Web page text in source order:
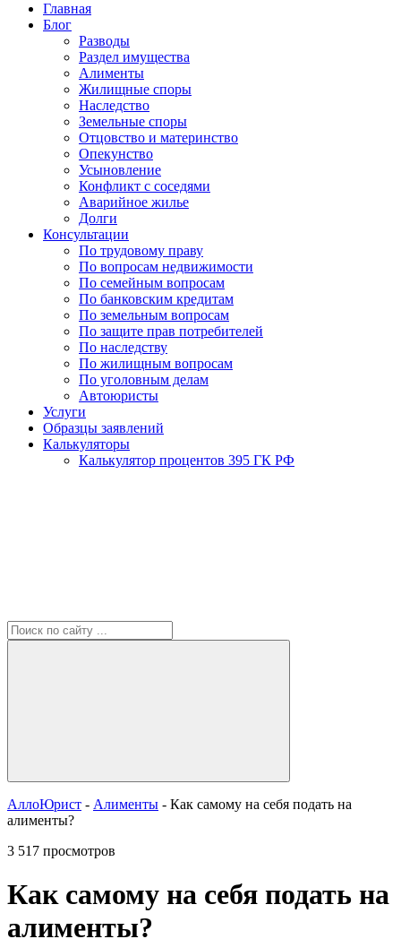
Главная
Блог
Разводы
Раздел имущества
Алименты
Жилищные споры
Наследство
Земельные споры
Отцовство и материнство
Опекунство
Усыновление
Конфликт с соседями
Аварийное жилье
Долги
Консультации
По трудовому праву
По вопросам недвижимости
По семейным вопросам
По банковским кредитам
По земельным вопросам
По защите прав потребителей
По наследству
По жилищным вопросам
По уголовным делам
Автоюристы
Услуги
Образцы заявлений
Калькуляторы
Калькулятор процентов 395 ГК РФ
АллоЮрист - Алименты - Как самому на себя подать на
алименты?
3 517 просмотров
Как самому на себя подать на
алименты?